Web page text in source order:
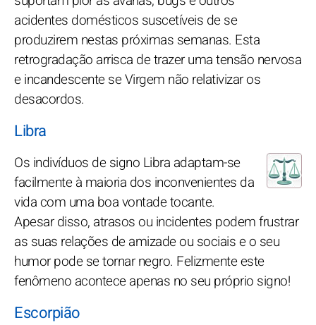
acidentes domésticos suscetíveis de se
produzirem nestas próximas semanas. Esta
retrogradação arrisca de trazer uma tensão nervosa
e incandescente se Virgem não relativizar os
desacordos.
Libra
Os indivíduos de signo Libra adaptam-se
facilmente à maioria dos inconvenientes da
vida com uma boa vontade tocante.
Apesar disso, atrasos ou incidentes podem frustrar
as suas relações de amizade ou sociais e o seu
humor pode se tornar negro. Felizmente este
fenômeno acontece apenas no seu próprio signo!
Escorpião